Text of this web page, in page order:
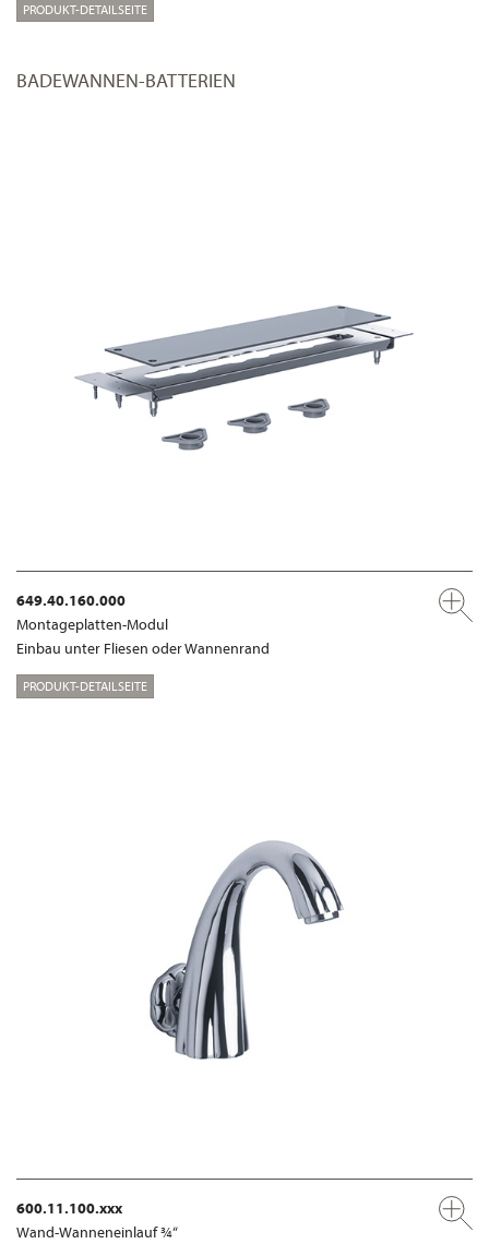
PRODUKT-DETAILSEITE
BADEWANNEN-BATTERIEN
649.40.160.000
Montageplatten-Modul
Einbau unter Fliesen oder Wannenrand
PRODUKT-DETAILSEITE
600.11.100.xxx
Wand-Wanneneinlauf ¾“